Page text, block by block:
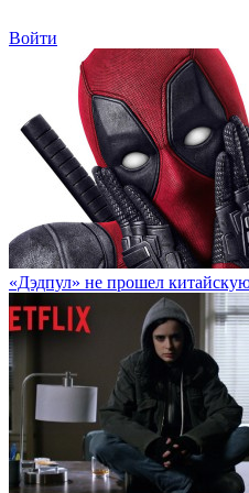
Войти
«Дэдпул» не прошел